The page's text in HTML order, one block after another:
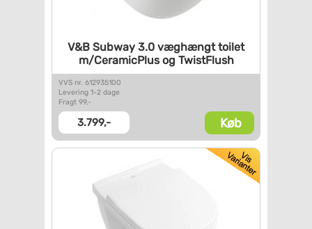
V&B Subway 3.0 væghængt toilet
m/CeramicPlus og TwistFlush
VVS nr. 612935100
Levering 1-2 dage
Fragt 99,-
3.799,- Køb